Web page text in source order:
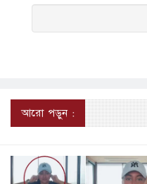
আরো পড়ুন :